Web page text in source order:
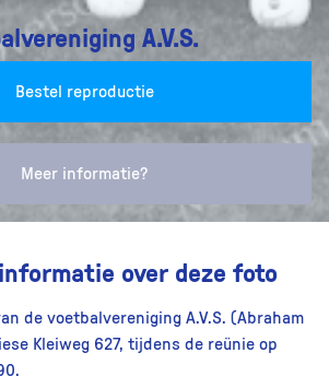
A.V.S.
Bestel reproductie
Meer informatie?
over deze foto
de voetbalvereniging A.V.S. (Abraham
Kleiweg 627, tijdens de reünie op